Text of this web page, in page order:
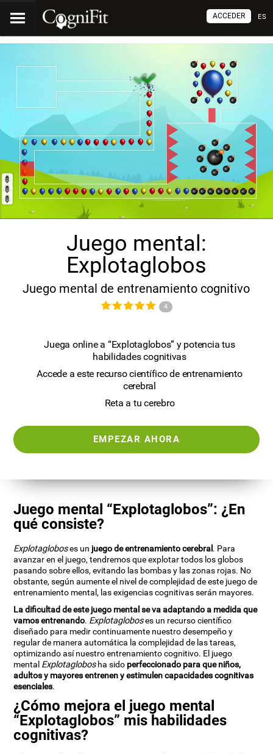
ES
ACCEDER
Juego mental:
Explotaglobos
Juego mental de entrenamiento cognitivo
4
Juega online a “Explotaglobos” y potencia tus
habilidades cognitivas
Accede a este recurso científico de entrenamiento
cerebral
Reta a tu cerebro
EMPEZAR AHORA
Juego mental “Explotaglobos”: ¿En
qué consiste?
Explotagloboses un juego de entrenamiento cerebral. Para
avanzar en el juego, tendremos que explotar todos los globos
pasando sobre ellos, evitando las bombas y las zonas rojas. No
obstante, según aumente el nivel de complejidad de este juego de
entrenamiento mental, las exigencias cognitivas serán mayores.
La dificultad de este juego mental se va adaptando a medida que
vamos entrenando. Explotagloboses un recurso científico
diseñado para medir continuamente nuestro desempeño y
regular de manera automática la complejidad de las tareas,
optimizando así nuestro entrenamiento cognitivo. El juego
mental Explotaglobosha sido perfeccionado para que niños,
adultos y mayores entrenen y estimulen capacidades cognitivas
esenciales.
¿Cómo mejora el juego mental
“Explotaglobos” mis habilidades
cognitivas?